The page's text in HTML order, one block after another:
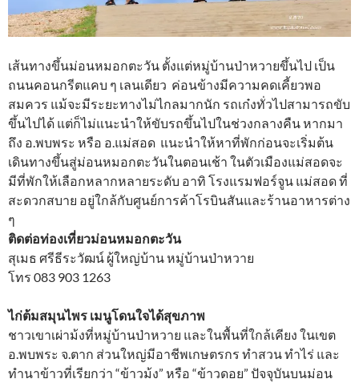
เส้นทางขึ้นม่อนหมอกตะวัน ตั้งแต่หมู่บ้านป่าหวายขึ้นไป เป็น
ถนนคอนกรีตแคบ ๆ เลนเดียว ค่อนข้างมีความคดเคี้ยวพอ
สมควร แม้จะมีระยะทางไม่ไกลมากนัก รถเก๋งทั่วไปสามารถขับ
ขึ้นไปได้ แต่ก็ไม่แนะนำให้ขับรถขึ้นไปในช่วงกลางคืน หากมา
ถึง อ.พบพระ หรือ อ.แม่สอด แนะนำให้หาที่พักก่อนจะเริ่มต้น
เดินทางขึ้นสู่ม่อนหมอกตะวันในตอนเช้า ในตัวเมืองแม่สอดจะ
มีที่พักให้เลือกหลากหลายระดับ อาทิ โรงแรมฟอร์จูน แม่สอด ที่
สะดวกสบาย อยู่ใกล้กับศูนย์การค้าโรบินสันและร้านอาหารต่าง
ๆ
ติดต่อท่องเที่ยวม่อนหมอกตะวัน
สุเมธ ศรีธีระวัฒน์ ผู้ใหญ่บ้าน หมู่บ้านป่าหวาย
โทร 083 903 1263
ไก่ต้มสมุนไพร เมนูโดนใจได้สุขภาพ
ชาวเขาเผ่าม้งที่หมู่บ้านป่าหวาย และในพื้นที่ใกล้เคียง ในเขต
อ.พบพระ จ.ตาก ส่วนใหญ่มีอาชีพเกษตรกร ทำสวน ทำไร่ และ
ทำนาข้าวที่เรียกว่า “ข้าวม้ง” หรือ “ข้าวดอย” ปัจจุบันบนม่อน